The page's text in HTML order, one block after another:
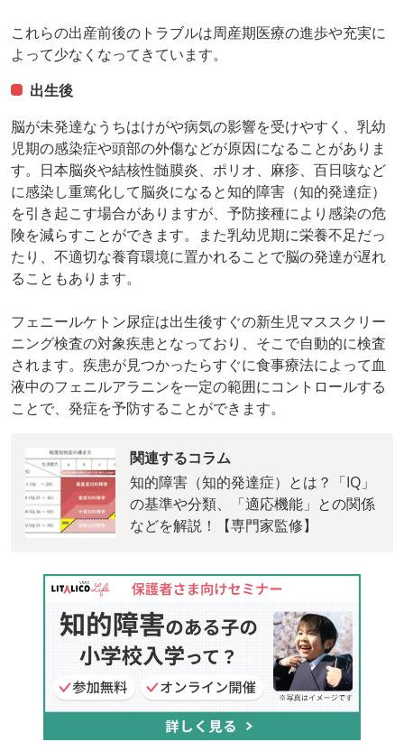
これらの出産前後のトラブルは周産期医療の進歩や充実に
よって少なくなってきています。
出生後
脳が未発達なうちはけがや病気の影響を受けやすく、乳幼
児期の感染症や頭部の外傷などが原因になることがありま
す。日本脳炎や結核性髄膜炎、ポリオ、麻疹、百日咳など
に感染し重篤化して脳炎になると知的障害（知的発達症）
を引き起こす場合がありますが、予防接種により感染の危
険を減らすことができます。また乳幼児期に栄養不足だっ
たり、不適切な養育環境に置かれることで脳の発達が遅れ
ることもあります。
フェニールケトン尿症は出生後すぐの新生児マススクリー
ニング検査の対象疾患となっており、そこで自動的に検査
されます。疾患が見つかったらすぐに食事療法によって血
液中のフェニルアラニンを一定の範囲にコントロールする
ことで、発症を予防することができます。
関連するコラム
知的障害（知的発達症）とは？「IQ」
の基準や分類、「適応機能」との関係
などを解説！【専門家監修】